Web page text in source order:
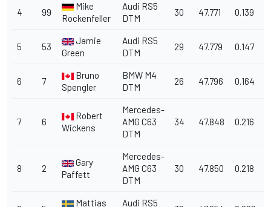
4 99
Mike
Rockenfeller
Audi RS5
DTM
30 47.771 0.139
5 53
Jamie
Green
Audi RS5
DTM
29 47.779 0.147
6 7
Bruno
Spengler
BMW M4
DTM
26 47.796 0.164
7 6
Robert
Wickens
Mercedes-
AMG C63
DTM
34 47.848 0.216
8 2
Gary
Paffett
Mercedes-
AMG C63
DTM
30 47.850 0.218
Mattias Audi RS5